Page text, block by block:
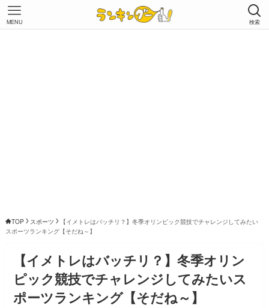
検索
MENU
TOP スポーツ
【イメトレはバッチリ？】冬季オリンピック競技でチャレンジしてみたい
スポーツランキング【そだね～】
【イメトレはバッチリ？】冬季オリン
ピック競技でチャレンジしてみたいス
ポーツランキング【そだね～】